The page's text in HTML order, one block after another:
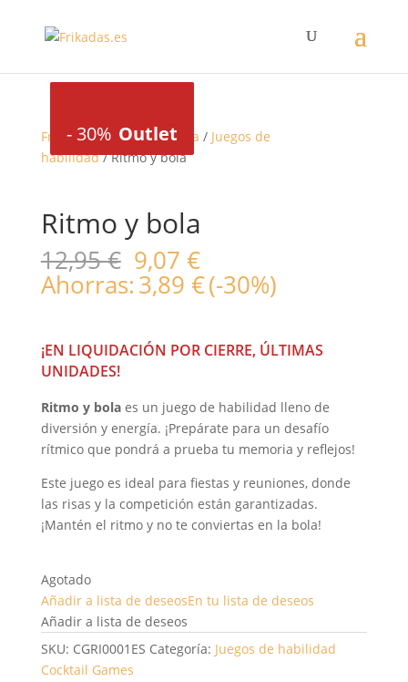
Frikadas/Juegos de mesa / Juegos de
habilidad/ Ritmo y bola
Ritmo y bola
12,95€ El
precio
original
12,95 €.
9,07 €El
precio
actual
9,07 €.
Ahorras:3,89 €(-30%)
¡EN LIQUIDACIÓN POR CIERRE, ÚLTIMAS
UNIDADES!
Ritmo y bolaes un juego de habilidad lleno de
diversión y energía. ¡Prepárate para un desafío
rítmico que pondrá a prueba tu memoria y reflejos!
Este juego es ideal para fiestas y reuniones, donde
las risas y la competición están garantizadas.
¡Mantén el ritmo y no te conviertas en la bola!
Agotado
Añadir a lista de deseosEn tu lista de deseos
Añadir a lista de deseos
SKU: CGRI0001ES Categoría: Juegos de habilidad
Cocktail Games
-30% Outlet
-30% Outlet